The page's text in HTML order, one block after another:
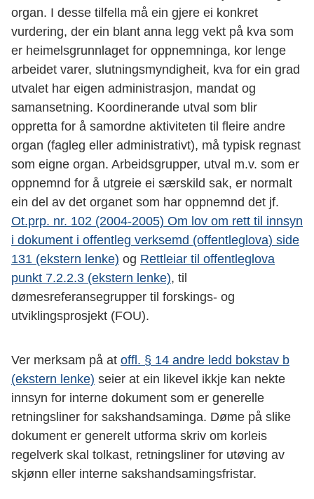
organ. I desse tilfella må ein gjere ei konkret
vurdering, der ein blant anna legg vekt på kva som
er heimelsgrunnlaget for oppnemninga, kor lenge
arbeidet varer, slutningsmyndigheit, kva for ein grad
utvalet har eigen administrasjon, mandat og
samansetning. Koordinerande utval som blir
oppretta for å samordne aktiviteten til fleire andre
organ (fagleg eller administrativt), må typisk regnast
som eigne organ. Arbeidsgrupper, utval m.v. som er
oppnemnd for å utgreie ei særskild sak, er normalt
ein del av det organet som har oppnemnd det jf.
Ot.prp. nr. 102 (2004-2005) Om lov om rett til innsyn
i dokument i offentleg verksemd (offentleglova) side
131 (ekstern lenke) og Rettleiar til offentleglova
punkt 7.2.2.3 (ekstern lenke), til
dømesreferansegrupper til forskings- og
utviklingsprosjekt (FOU).
Ver merksam på at offl. § 14 andre ledd bokstav b
(ekstern lenke) seier at ein likevel ikkje kan nekte
innsyn for interne dokument som er generelle
retningsliner for sakshandsaminga. Døme på slike
dokument er generelt utforma skriv om korleis
regelverk skal tolkast, retningsliner for utøving av
skjønn eller interne sakshandsamingsfristar.